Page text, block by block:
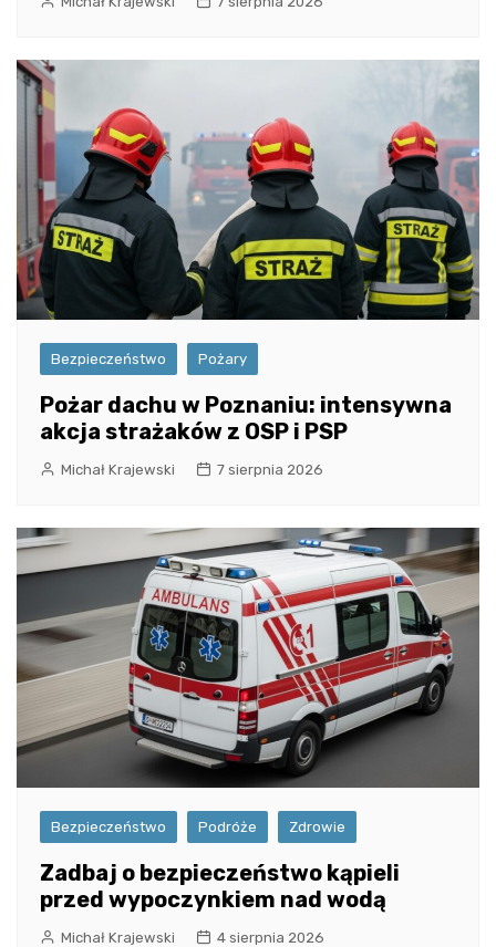
Bezpieczeństwo Pożary
Pożar dachu w Poznaniu: intensywna
akcja strażaków z OSP i PSP
Michał Krajewski 7 sierpnia 2026
Bezpieczeństwo Podróże Zdrowie
Zadbaj o bezpieczeństwo kąpieli
przed wypoczynkiem nad wodą
Michał Krajewski 4 sierpnia 2026